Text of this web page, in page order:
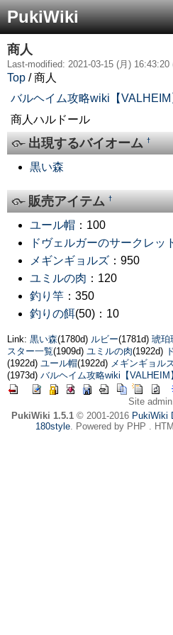
PukiWiki
商人
Last-modified: 2021-03-15 (月) 16:43:20
Top / 商人
バルヘイム攻略wiki【VALHEIM
商人ハルドール
出現するバイオーム†
黒い森
販売アイテム†
ユール帽 ：100
ドヴェルガーのサークレッ
メギンギョルズ ：950
ユミルの肉 ：120
釣り竿 ：350
釣りの餌(50)：10
Link: 黒い森(1780d) ルビー(1781d) 琥珀
スター一覧(1909d) ユミルの肉(1922d)
(1922d) ユール帽(1922d) メギンギョル
(1973d) バルヘイム攻略wiki【VALHEIM
Site
PukiWiki 1.5.1© 2001-2016 PukiWiki
180style. Powered by PHP .